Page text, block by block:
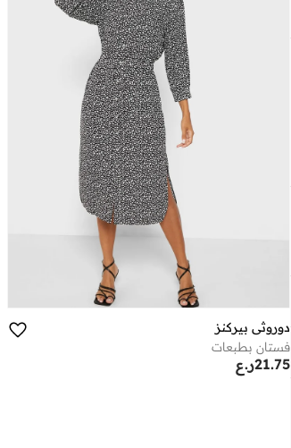
دوروثي بيركنز
فستان بطبعات
ر.ع21.75